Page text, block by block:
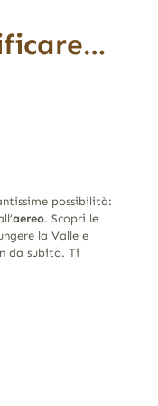
possibilità:
aereo. Scopri le
la Valle e
da subito. Ti